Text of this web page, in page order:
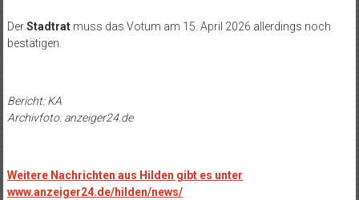
DerStadtratmuss das Votum am 15. April 2026 allerdings noch
bestätigen.
Bericht: KA
Archivfoto: anzeiger24.de
Weitere Nachrichten aus Hilden gibt es unter
www.anzeiger24.de/hilden/news/